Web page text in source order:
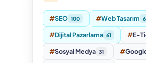
#SEO 100 #Web Tasarım
#Dijital Pazarlama 61 #E-
#Sosyal Medya 31 #